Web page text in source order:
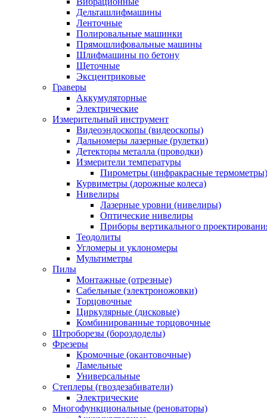
Дельташлифмашины
Ленточные
Полировальные машинки
Прямошлифовальные машины
Шлифмашины по бетону
Щеточные
Эксцентриковые
Граверы
Аккумуляторные
Электрические
Измерительный инструмент
Видеоэндоскопы (видеоскопы)
Дальномеры лазерные (рулетки)
Детекторы металла (проводки)
Измерители температуры
Пирометры (инфракрасные термометры)
Курвиметры (дорожные колеса)
Нивелиры
Лазерные уровни (нивелиры)
Оптические нивелиры
Приборы вертикального
Теодолиты
Угломеры и уклономеры
Мультиметры
Пилы
Монтажные (отрезные)
Сабельные (электроножовки)
Торцовочные
Циркулярные (дисковые)
Комбинированные торцовочные
Штроборезы (бороздоделы)
Фрезеры
Кромочные (окантовочные)
Ламельные
Универсальные
Степлеры (гвоздезабиватели)
Электрические
Многофункциональные (реноваторы)